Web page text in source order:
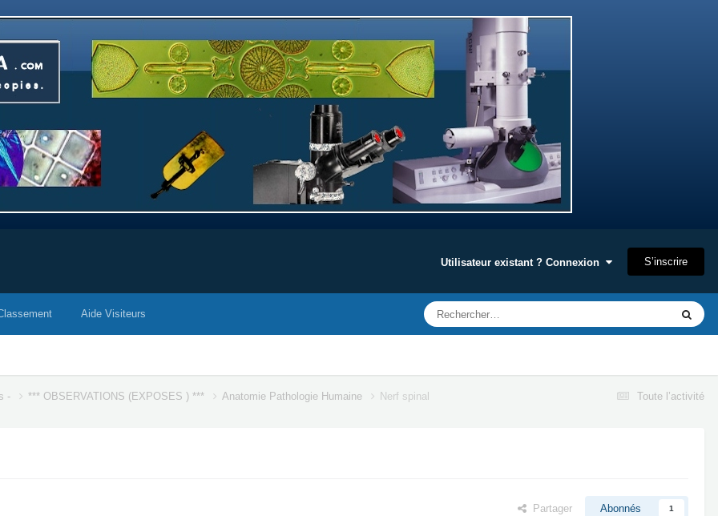
Utilisateur existant ? Connexion S’inscrire
Aide Visiteurs
Toute l’activité
- *** OBSERVATIONS (EXPOSES ) *** Anatomie Pathologie Humaine Nerf spinal
Partager Abonnés 1